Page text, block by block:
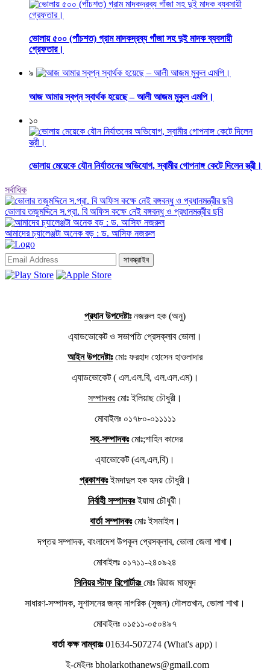
ভোলায় ৫০০ (পাঁচশত) গ্রাম মাদকদ্রব্য গাঁজা সহ দুই মাদক ব্যবসায়ী
গ্রেফতার।
৯
আজ আমার স্বপ্ন স্বার্থক হয়েছে – আলী আজম মুকুল এমপি।
১০
ভোলায় মেয়েকে যৌন নির্যাতনের অভিযোগ, স্বামীর গোপনাঙ্গ কেটে দিলেন স্ত্রী।
সর্বাধিক
ভোলার তজুমদ্দিনে স.প্রা. বি অফিস কক্ষে নেই বঙ্গবন্ধু ও প্রধানমন্ত্রীর ছবি
আমাদের চ্যালেঞ্জটা অনেক বড় : ড. আসিফ নজরুল
সাবস্ক্রাইব
প্রধান উপদেষ্টাঃনজরুল হক (অনু)
এ্যাডভোকেট ও সভাপতি প্রেসক্লাব ভোলা।
আইন উপদেষ্টাঃমোঃ ফরহাদ হোসেন হাওলাদার
এ্যাডভোকেট ( এল.এল.বি, এল.এল.এম)।
সম্পাদকঃ মোঃ ইলিয়াছ চৌধুরী।
মোবাইলঃ ০১৭৮০-০১১১১১
সহ-সম্পাদকঃমোঃ;শাহিন কাদের
এ্যাভোকেট (এল,এল,বি)।
প্রকাশকঃইমদাদুল হক হৃদয় চৌধুরী।
নির্বাহী সম্পাদকঃইয়ামা চৌধুরী।
বার্তা সম্পাদকঃমোঃ ইসমাইল।
দপ্তর সম্পাদক, বাংলাদেশ উপকূল প্রেসক্লাব, ভোলা জেলা শাখা।
মোবাইলঃ ০১৭১১-২৪০৯২৪
সিনিয়র স্টাফ রিপোর্টারঃমোঃ রিয়াজ মাহমুদ
সাধারণ-সম্পাদক, সুশাসনের জন্য নাগরিক (সুজন) দৌলতখান, ভোলা শাখা।
মোবাইলঃ ০১৫১১-০৫০৪৯৭
বার্তা কক্ষ নাম্বারঃ01634-507274 (What's app)।
ই-মেইলঃ bholarkothanews@gmail.com